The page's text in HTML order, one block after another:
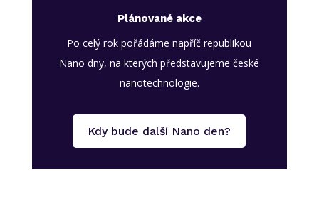
Plánované akce
Po celý rok pořádáme napříč republikou
Nano dny, na kterých představujeme české
nanotechnologie.
Kdy bude další Nano den?